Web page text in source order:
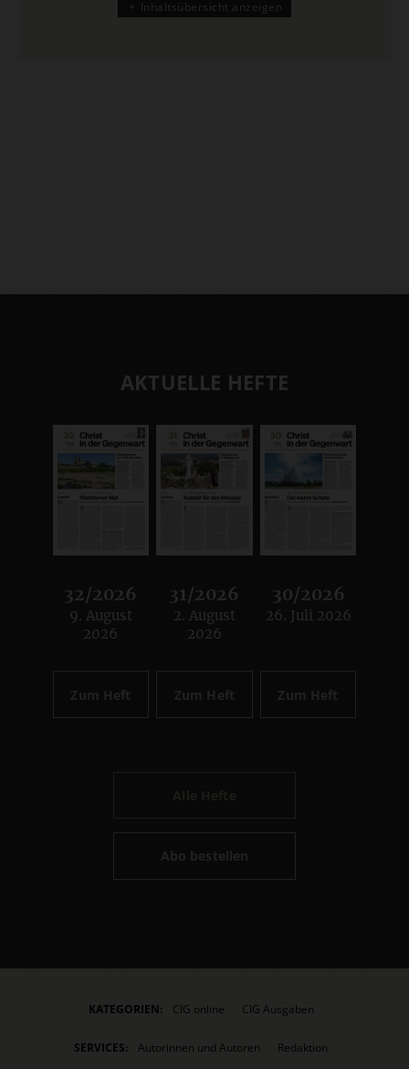
Inhaltsübersicht anzeigen
AKTUELLE HEFTE
32/2026
:
9. August
2026
Zum Heft
31/2026
:
2. August
2026
Zum Heft
30/2026
:
26. Juli 2026
Zum Heft
Abo bestellen
KATEGORIEN: CIG online CIG Ausgaben
SERVICES: Autorinnen und Autoren
Redaktion